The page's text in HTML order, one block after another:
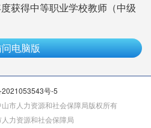
获得中等职业学校教师（中级
电脑版
2021053543号-5
市人力资源和社会保障局版权所有
力资源和社会保障局